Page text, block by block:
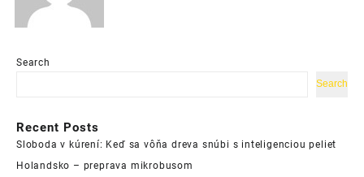
Search
Search
Recent Posts
Sloboda v kúrení: Keď sa vôňa dreva snúbi s inteligenciou peliet
Holandsko – preprava mikrobusom